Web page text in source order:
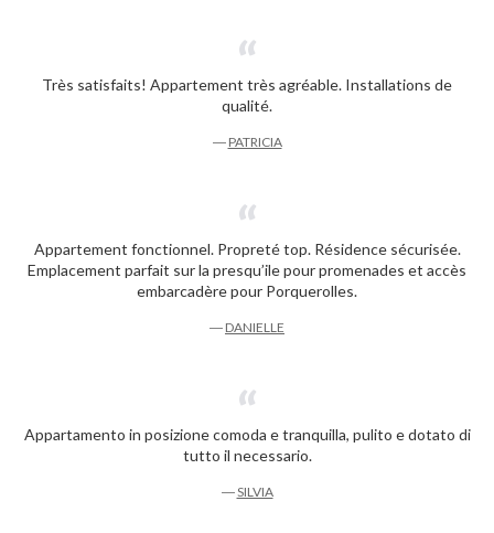
Très satisfaits! Appartement très agréable. Installations de
qualité.
― PATRICIA
Appartement fonctionnel. Propreté top. Résidence sécurisée.
Emplacement parfait sur la presqu’ile pour promenades et accès
embarcadère pour Porquerolles.
― DANIELLE
Appartamento in posizione comoda e tranquilla, pulito e dotato di
tutto il necessario.
―SILVIA